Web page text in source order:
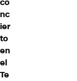
nc
ier
to
en
el
Te